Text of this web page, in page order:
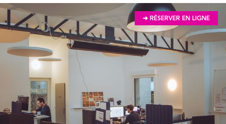
➔ RÉSERVER EN LIGNE